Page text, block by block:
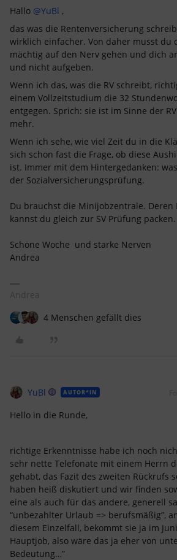
Hallo ​ @YuBl ,
das was die Rentenversicherung
wirklich einfacher. Von daher musst du
mächtig auf den Nerv gehen und dich
und nicht aufgeben.
Wenn ich das, was die RV schreibt,
einem Vollzeitstudium die 32
entgegen. Sprich: sie ist im Sinne der
mehr.
Wenn ich sehe, wie viel Zeit du in die
sich schon fast die Frage, ob diese
ist. Immer mit dem Hintergedanken:
der Sozialversicherungsprüfung.
Du brauchst die Minijobzentrale. Deren
kannst du gleich zur SV Prüfung packen.
Schöne Woche und starke Nerven
Andrea
Andrea
4 Menschen gefällt dies
YuBl AUTOR*IN
Hello in die Runde,
richtige Erkenntnisse habe ich noch
sehr nette Telefonate mit einem Herrn
gehabt, das Fazit des zweiten Rückrufs
haben heiß diskutiert und wir finden
eine als auch für das andere, generell
“unbezahlter Urlaub => berufsmäßig”,
diesem Einzelfall, bekommt sie ja im
Hauptjob, also wäre das ja eher von
Bedeutung…”